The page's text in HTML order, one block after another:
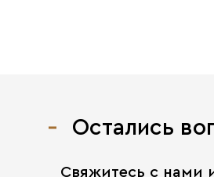
Остались
Свяжитесь с нами